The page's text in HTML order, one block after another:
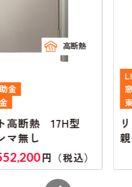
17H型
（税込）
窓リノベ補助
東京都補助金
リシェン
親子ラン